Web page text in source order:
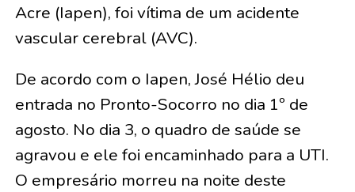
Acre (Iapen), foi vítima de um acidente
vascular cerebral (AVC).
De acordo com o Iapen, José Hélio deu
entrada no Pronto-Socorro no dia 1º de
agosto. No dia 3, o quadro de saúde se
agravou e ele foi encaminhado para a UTI.
O empresário morreu na noite deste